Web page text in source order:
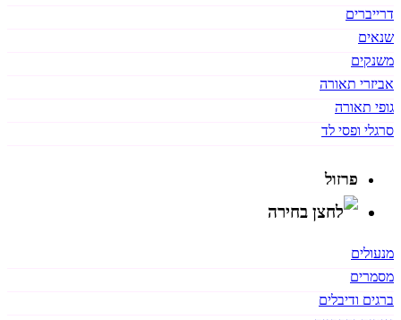
דרייברים
שנאים
משנקים
אביזרי תאורה
גופי תאורה
סרגלי ופסי לד
פרזול
מנעולים
מסמרים
ברגים ודיבלים